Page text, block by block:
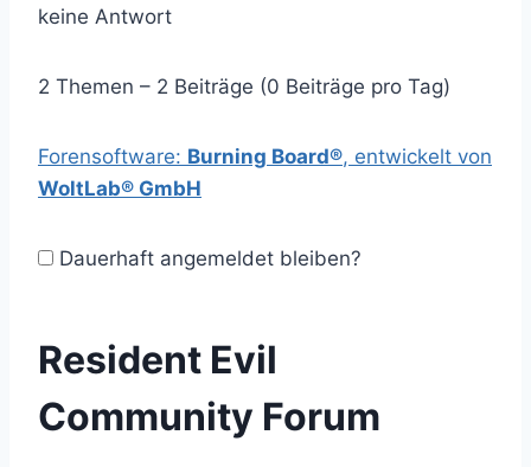
keine Antwort
2 Themen – 2 Beiträge (0 Beiträge pro Tag)
Forensoftware: Burning Board®, entwickelt von
WoltLab® GmbH
Dauerhaft angemeldet bleiben?
Resident Evil
Community Forum